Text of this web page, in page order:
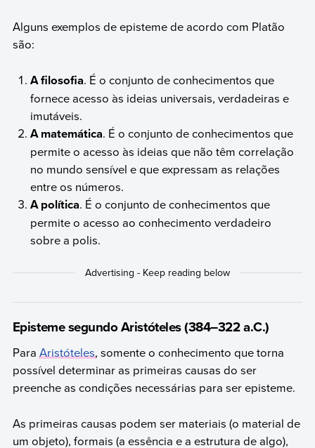
Alguns exemplos de episteme de acordo com Platão
são:
A filosofia. É o conjunto de conhecimentos que
fornece acesso às ideias universais, verdadeiras e
imutáveis.
A matemática. É o conjunto de conhecimentos que
permite o acesso às ideias que não têm correlação
no mundo sensível e que expressam as relações
entre os números.
A política. É o conjunto de conhecimentos que
permite o acesso ao conhecimento verdadeiro
sobre a polis.
Episteme segundo Aristóteles (384–322 a.C.)
ParaAristóteles, somente o conhecimento que torna
possível determinar as primeiras causas do ser
preenche as condições necessárias para ser episteme.
As primeiras causas podem ser materiais (o material de
um objeto), formais (a essência e a estrutura de algo),